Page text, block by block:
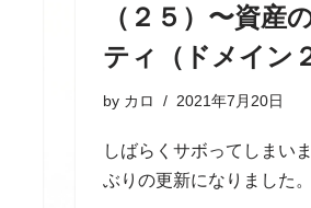
（２５）〜資産
ティ（ドメイン
by カロ 2021年7月20日
しばらくサボってしまい
ぶりの更新になりました